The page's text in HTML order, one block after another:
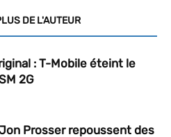
DE L'AUTEUR
: T-Mobile éteint le
2G
Prosser repoussent des